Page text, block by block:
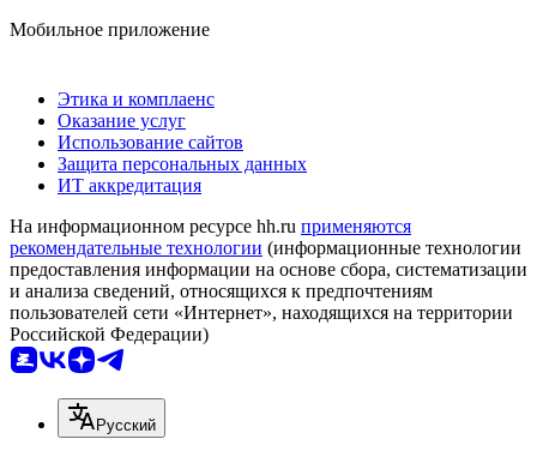
Мобильное приложение
Этика и комплаенс
Оказание услуг
Использование сайтов
Защита персональных данных
ИТ аккредитация
На информационном ресурсе hh.ru применяются
рекомендательные технологии (информационные технологии
предоставления информации на основе сбора, систематизации
и анализа сведений, относящихся к предпочтениям
пользователей сети «Интернет», находящихся на территории
Российской Федерации)
Русский